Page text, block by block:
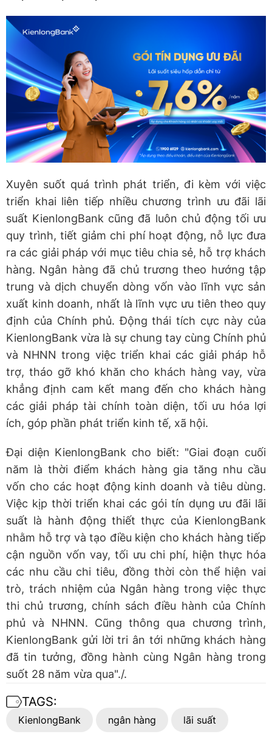
Xuyên suốt quá trình phát triển, đi kèm với việc
triển khai liên tiếp nhiều chương trình ưu đãi lãi
suất KienlongBank cũng đã luôn chủ động tối ưu
quy trình, tiết giảm chi phí hoạt động, nỗ lực đưa
ra các giải pháp với mục tiêu chia sẻ, hỗ trợ khách
hàng. Ngân hàng đã chủ trương theo hướng tập
trung và dịch chuyển dòng vốn vào lĩnh vực sản
xuất kinh doanh, nhất là lĩnh vực ưu tiên theo quy
định của Chính phủ. Động thái tích cực này của
KienlongBank vừa là sự chung tay cùng Chính phủ
và NHNN trong việc triển khai các giải pháp hỗ
trợ, tháo gỡ khó khăn cho khách hàng vay, vừa
khẳng định cam kết mang đến cho khách hàng
các giải pháp tài chính toàn diện, tối ưu hóa lợi
ích, góp phần phát triển kinh tế, xã hội.
Đại diện KienlongBank cho biết: "Giai đoạn cuối
năm là thời điểm khách hàng gia tăng nhu cầu
vốn cho các hoạt động kinh doanh và tiêu dùng.
Việc kịp thời triển khai các gói tín dụng ưu đãi lãi
suất là hành động thiết thực của KienlongBank
nhằm hỗ trợ và tạo điều kiện cho khách hàng tiếp
cận nguồn vốn vay, tối ưu chi phí, hiện thực hóa
các nhu cầu chi tiêu, đồng thời còn thể hiện vai
trò, trách nhiệm của Ngân hàng trong việc thực
thi chủ trương, chính sách điều hành của Chính
phủ và NHNN. Cũng thông qua chương trình,
KienlongBank gửi lời tri ân tới những khách hàng
đã tin tưởng, đồng hành cùng Ngân hàng trong
suốt 28 năm vừa qua"./.
TAGS:
KienlongBank ngân hàng lãi suất